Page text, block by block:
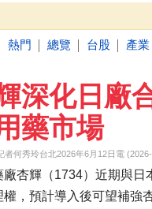
熱門 總覽 台股 產業
深化日廠
藥市場
者何秀玲台北2026年6月12日電
廠杏輝（1734）近期與日
權，預計導入後可望補強